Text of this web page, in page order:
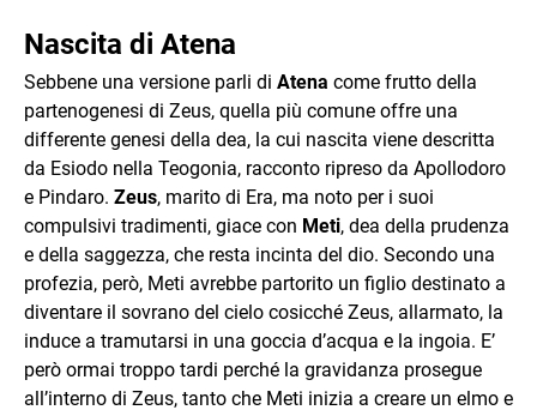
Nascita di Atena
Sebbene una versione parli di Atena come frutto della
partenogenesi di Zeus, quella più comune offre una
differente genesi della dea, la cui nascita viene descritta
da Esiodo nella Teogonia, racconto ripreso da Apollodoro
e Pindaro. Zeus, marito di Era, ma noto per i suoi
compulsivi tradimenti, giace con Meti, dea della prudenza
e della saggezza, che resta incinta del dio. Secondo una
profezia, però, Meti avrebbe partorito un figlio destinato a
diventare il sovrano del cielo cosicché Zeus, allarmato, la
induce a tramutarsi in una goccia d’acqua e la ingoia. E’
però ormai troppo tardi perché la gravidanza prosegue
all’interno di Zeus, tanto che Meti inizia a creare un elmo e